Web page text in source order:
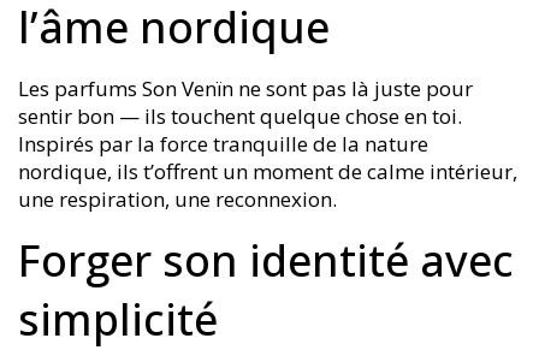
l’âme nordique
Les parfums Son Venïn ne sont pas là juste pour
sentir bon — ils touchent quelque chose en toi.
Inspirés par la force tranquille de la nature
nordique, ils t’offrent un moment de calme intérieur,
une respiration, une reconnexion.
Forger son identité avec
simplicité